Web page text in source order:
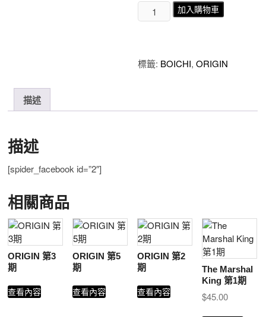
ORIGIN
第
數
量
加入購物車
標籤: BOICHI,ORIGIN
描述
描述
[spider_facebook id=”2″]
相關商品
ORIGIN 第3
期
查看內容
ORIGIN 第5
期
查看內容
ORIGIN 第2
期
查看內容
The Marshal
King 第1期
$45.00